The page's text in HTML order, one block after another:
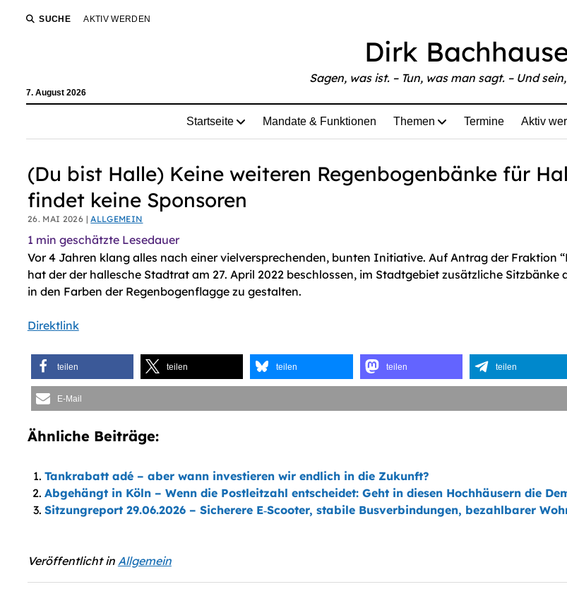
SUCHE AKTIV WERDEN
Dirk
7. August 2026
Sagen, was ist. – Tun, was man sagt. – Und
Startseite Mandate & Funktionen Themen Termine Aktiv
(Du bist Halle) Keine weiteren Regenbogenbänke für
findet keine Sponsoren
26. MAI 2026 |ALLGEMEIN
1 min geschätzte Lesedauer
Vor 4 Jahren klang alles nach einer vielversprechenden, bunten Initiative. Auf Antrag der Fraktion
hat der der hallesche Stadtrat am 27. April 2022 beschlossen, im Stadtgebiet zusätzliche Sitzbänke
in den Farben der Regenbogenflagge zu gestalten.
Direktlink
teilen teilen teilen teilen teilen
E-Mail
Ähnliche Beiträge:
Tankrabatt adé – aber wann investieren wir endlich in die Zukunft?
Abgehängt in Köln – Wenn die Postleitzahl entscheidet: Geht in diesen Hochhäusern die
Sitzungreport 29.06.2026 – Sicherere E‑Scooter, stabile Busverbindungen, bezahlbarer
Veröffentlicht in Allgemein